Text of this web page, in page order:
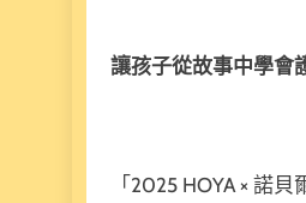
讓孩子從故事中學會
「2025 HOYA × 諾